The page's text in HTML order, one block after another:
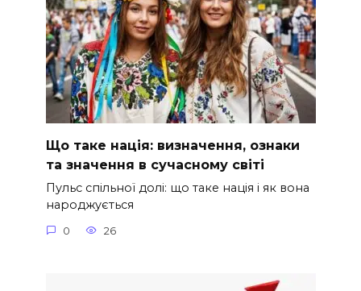
Що таке нація: визначення, ознаки
та значення в сучасному світі
Пульс спільної долі: що таке нація і як вона
народжується
0 26